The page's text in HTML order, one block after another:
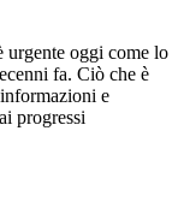
urgente oggi come lo
fa. Ciò che è
e
progressi